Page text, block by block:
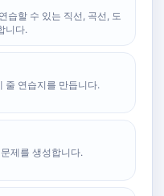
습할 수 있는 직선, 곡선, 도
니다.
줄 연습지를 만듭니다.
제를 생성합니다.